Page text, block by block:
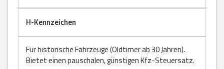
H-Kennzeichen
Für historische Fahrzeuge (Oldtimer ab 30 Jahren).
Bietet einen pauschalen, günstigen Kfz-Steuersatz.